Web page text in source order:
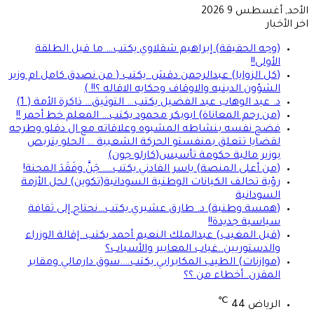
الأحد, أغسطس 9 2026
اخر الأخبار
(وجه الحقيقة) إبراهيم شقلاوي يكتب… ما قبل الطلقة
الأولى!!
(كل الزوايا) عبدالرحمن دقش يكتب ( من نصدق كامل ام وزير
الشؤون الدينيه والاوقاف وحكايه الاقاله ؟!! )
د. عبد الوهاب عبد الفضيل يكتب… التوثيق… ذاكرة الأمة ( 1)
(من رحم المعاناة) ابوبكر محمود يكتب… المعلم خط أحمر !!
فضح نفسه بنشاطه المشبوه وعلاقاته مع ال دقلو وطرحه
لقضايا تتعلق بمنفستو الحركة الشعبية … الحلو يتربص
بوزير مالية حكومة تأسيس(كارلو جون)
(من أعلى المنصة) ياسر الفادني يكتب…. جَنَّ وفَقَدَ المحنة!
رؤية تحالف الكيانات الوطنية السودانية(تكوين) لحل الأزمة
السودانية
(همسة وطنية) د. طارق عشيري يكتب…نحتاج إلى ثقافة
سياسية جديدة!!
(قبل المغيب) عبدالملك النعيم أحمد يكتب..إقالة الوزراء
والدستوريين..غياب المعايير والأسباب؟
(موازنات) الطيب المكابرابي يكتب….سوق دارمالي ومقابر
المقرن..أخطاء من ؟؟
الرياض 44
℃